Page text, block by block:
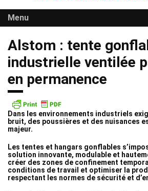
Menu
Alstom : tente
industrielle ventilée
en permanence
Dans les environnements industriels
bruit, des poussières et des nuisances
majeur.
Les tentes et hangars gonflables
solution innovante, modulable et
créer des zones de confinement
conditions de travail et optimiser la
respectant les normes de sécurité et